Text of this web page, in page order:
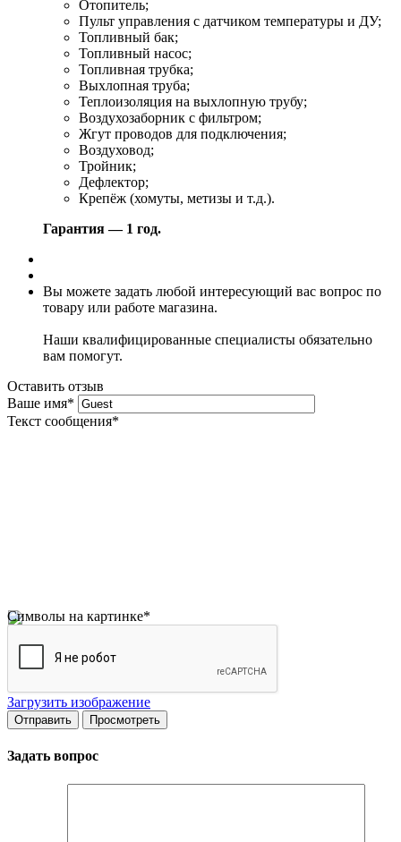
Отопитель;
Пульт управления с датчиком температуры и ДУ;
Топливный бак;
Топливный насос;
Топливная трубка;
Выхлопная труба;
Теплоизоляция на выхлопную трубу;
Воздухозаборник с фильтром;
Жгут проводов для подключения;
Воздуховод;
Тройник;
Дефлектор;
Крепёж (хомуты, метизы и т.д.).
Гарантия — 1 год.
Вы можете задать любой интересующий вас вопрос по
товару или работе магазина.
Наши квалифицированные специалисты обязательно
вам помогут.
Оставить отзыв
Ваше имя*
Текст сообщения*
Символы на картинке*
Загрузить изображение
Задать вопрос